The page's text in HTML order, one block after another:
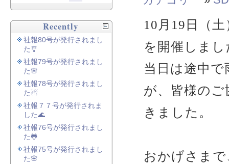
10月19日（
を開催しまし
当日は途中
が、皆様の
きました。
おかげさま
Recently
社報80号が発行されまし
た🎐
社報79号が発行されまし
た🌸
社報78号が発行されまし
た☃
社報７７号が発行されま
した🌊
社報76号が発行されまし
た🐸
社報75号が発行されまし
た🌸